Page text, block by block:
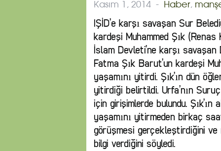
Kasım 1, 2014 - Haber,
IŞİD’e karşı savaşan Sur
kardeşi Muhammed Şık (Renas
İslam Devleti’ne karşı
Fatma Şık Barut’un kardeşi
yaşamını yitirdi. Şık’ın dün
yitirdiği belirtildi. Urfa’nın
için girişimlerde bulundu.
yaşamını yitirmeden birkaç
görüşmesi gerçekleştirdiğini ve
bilgi verdiğini söyledi.